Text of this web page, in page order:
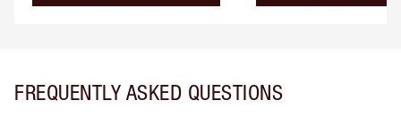
FREQUENTLY ASKED QUESTIONS